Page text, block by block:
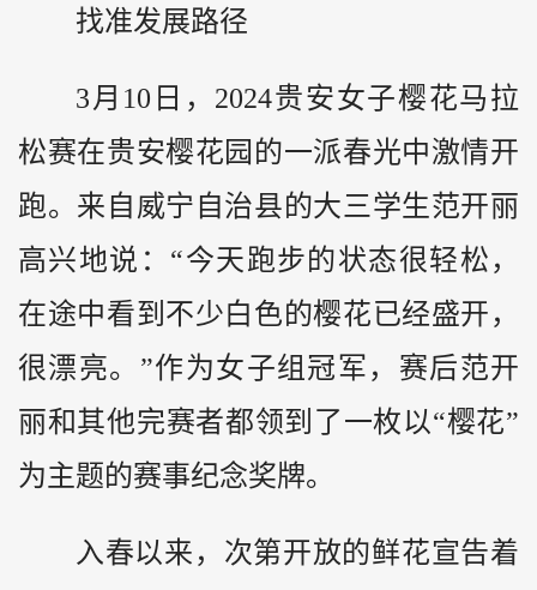
找准发展路径
3月10日，2024贵安女子樱花马拉
松赛在贵安樱花园的一派春光中激情开
跑。来自威宁自治县的大三学生范开丽
高兴地说：“今天跑步的状态很轻松，
在途中看到不少白色的樱花已经盛开，
很漂亮。”作为女子组冠军，赛后范开
丽和其他完赛者都领到了一枚以“樱花”
为主题的赛事纪念奖牌。
入春以来，次第开放的鲜花宣告着